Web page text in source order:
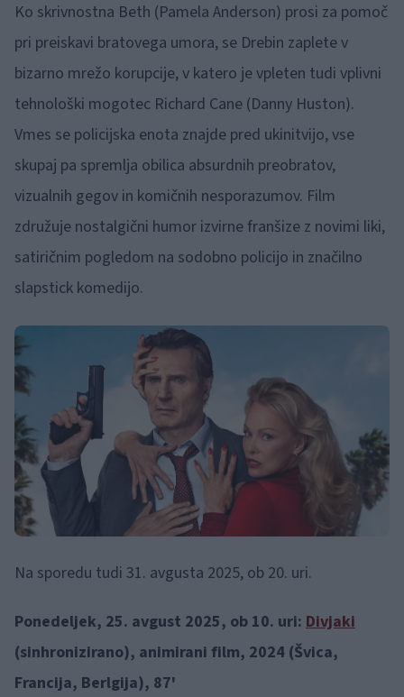
Ko skrivnostna Beth (Pamela Anderson) prosi za pomoč
pri preiskavi bratovega umora, se Drebin zaplete v
bizarno mrežo korupcije, v katero je vpleten tudi vplivni
tehnološki mogotec Richard Cane (Danny Huston).
Vmes se policijska enota znajde pred ukinitvijo, vse
skupaj pa spremlja obilica absurdnih preobratov,
vizualnih gegov in komičnih nesporazumov. Film
združuje nostalgični humor izvirne franšize z novimi liki,
satiričnim pogledom na sodobno policijo in značilno
slapstick komedijo.
Na sporedu tudi 31. avgusta 2025, ob 20. uri.
Ponedeljek, 25. avgust 2025, ob 10. uri: Divjaki
(sinhronizirano), animirani film, 2024 (Švica,
Francija, Berlgija), 87'